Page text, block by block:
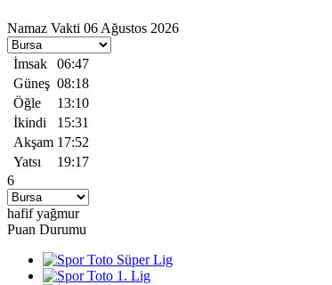
Namaz Vakti 06 Ağustos 2026
İmsak
06:47
Güneş 08:18
Öğle
13:10
İkindi
15:31
Akşam 17:52
Yatsı
19:17
6
hafif yağmur
Puan Durumu